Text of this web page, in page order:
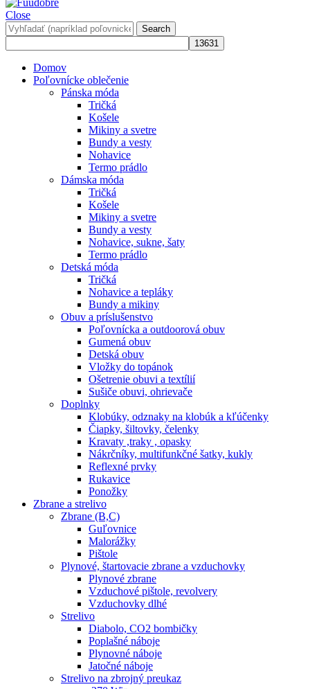
Close
Search
Domov
Poľovnícke oblečenie
Pánska móda
Tričká
Košele
Mikiny a svetre
Bundy a vesty
Nohavice
Termo prádlo
Dámska móda
Tričká
Košele
Mikiny a svetre
Bundy a vesty
Nohavice, sukne, šaty
Termo prádlo
Detská móda
Tričká
Nohavice a tepláky
Bundy a mikiny
Obuv a príslušenstvo
Poľovnícka a outdoorová obuv
Gumená obuv
Detská obuv
Vložky do topánok
Ošetrenie obuvi a textílií
Sušiče obuvi, ohrievače
Doplnky
Klobúky, odznaky na klobúk a kľúčenky
Čiapky, šiltovky, čelenky
Kravaty ,traky , opasky
Nákrčníky, multifunkčné šatky, kukly
Reflexné prvky
Rukavice
Ponožky
Zbrane a strelivo
Zbrane (B,C)
Guľovnice
Malorážky
Pištole
Plynové, štartovacie zbrane a vzduchovky
Plynové zbrane
Vzduchové pištole, revolvery
Vzduchovky dlhé
Strelivo
Diabolo, CO2 bombičky
Poplašné náboje
Plynovné náboje
Jatočné náboje
Strelivo na zbrojný preukaz